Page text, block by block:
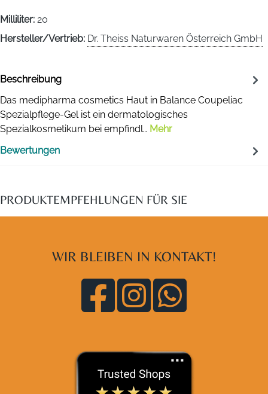
Milliliter: 20
Hersteller/Vertrieb: Dr. Theiss Naturwaren Österreich GmbH
Beschreibung
Das medipharma cosmetics Haut in Balance Coupeliac
Spezialpflege-Gel ist ein dermatologisches
Spezialkosmetikum bei empfindl… Mehr
Bewertungen
PRODUKTEMPFEHLUNGEN FÜR SIE
WIR BLEIBEN IN KONTAKT!